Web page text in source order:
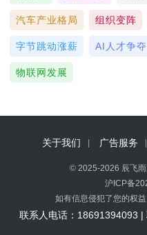
汽车产业格局 组织变阵
字节跳动涨薪 AI人才争夺
物联网发展
关于我们 广告服务
© 2025-2026 辰飞
沪ICP备
如有信息侵犯了您的权
联系人电话：18691394093